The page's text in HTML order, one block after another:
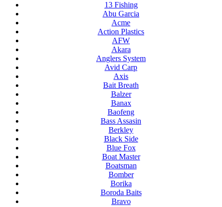
13 Fishing
Abu Garcia
Acme
Action Plastics
AFW
Akara
Anglers System
Avid Carp
Axis
Bait Breath
Balzer
Banax
Baofeng
Bass Assasin
Berkley
Black Side
Blue Fox
Boat Master
Boatsman
Bomber
Borika
Boroda Baits
Bravo